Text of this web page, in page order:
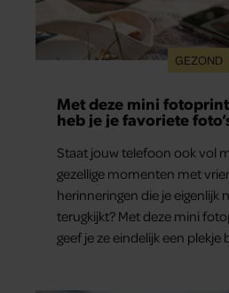
GEZOND
Met deze mini
heb je je favoriete
Staat jouw telefoon ook vol
gezellige momenten met
herinneringen die je eigenlijk
terugkijkt? Met deze mini
geef je ze eindelijk een plekje